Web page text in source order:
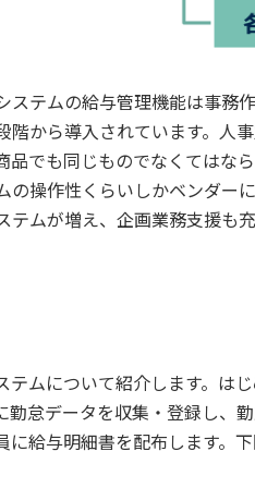
テムの給与管理機能は事務
階から導入されています。人
でも同じものでなくてはな
操作性くらいしかベンダー
ムが増え、企画業務支援も充
ムについて紹介します。は
勤怠データを収集・登録し、
に給与明細書を配布します。